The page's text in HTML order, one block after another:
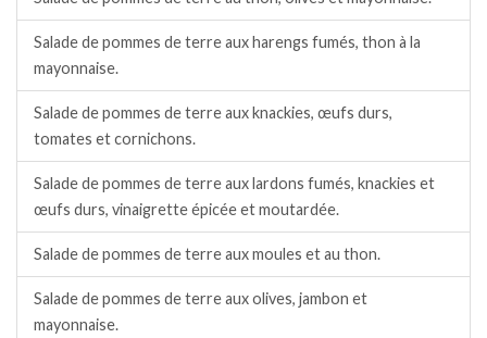
Salade de pommes de terre aux harengs fumés, thon à la
mayonnaise.
Salade de pommes de terre aux knackies, œufs durs,
tomates et cornichons.
Salade de pommes de terre aux lardons fumés, knackies et
œufs durs, vinaigrette épicée et moutardée.
Salade de pommes de terre aux moules et au thon.
Salade de pommes de terre aux olives, jambon et
mayonnaise.